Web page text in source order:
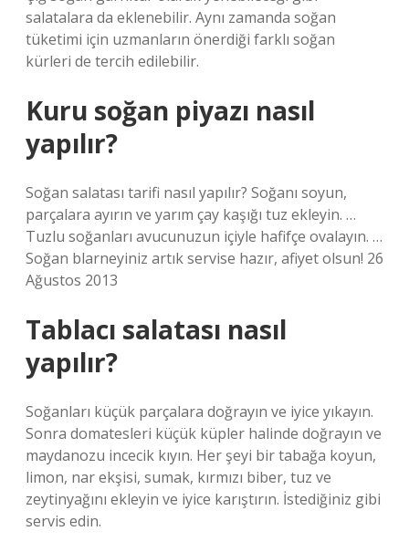
salatalara da eklenebilir. Aynı zamanda soğan
tüketimi için uzmanların önerdiği farklı soğan
kürleri de tercih edilebilir.
Kuru soğan piyazı nasıl
yapılır?
Soğan salatası tarifi nasıl yapılır? Soğanı soyun,
parçalara ayırın ve yarım çay kaşığı tuz ekleyin. …
Tuzlu soğanları avucunuzun içiyle hafifçe ovalayın. …
Soğan blarneyiniz artık servise hazır, afiyet olsun! 26
Ağustos 2013
Tablacı salatası nasıl
yapılır?
Soğanları küçük parçalara doğrayın ve iyice yıkayın.
Sonra domatesleri küçük küpler halinde doğrayın ve
maydanozu incecik kıyın. Her şeyi bir tabağa koyun,
limon, nar ekşisi, sumak, kırmızı biber, tuz ve
zeytinyağını ekleyin ve iyice karıştırın. İstediğiniz gibi
servis edin.